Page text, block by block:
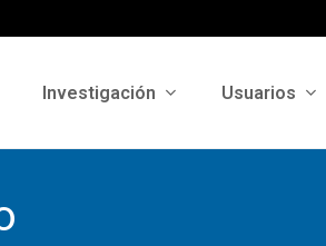
Investigación Usuarios